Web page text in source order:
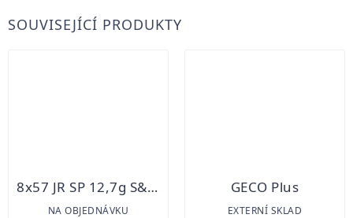
SOUVISEJÍCÍ PRODUKTY
8x57 JR SP 12,7g S&B 20ks
NA OBJEDNÁVKU
GECO Plus
EXTERNÍ SKLAD